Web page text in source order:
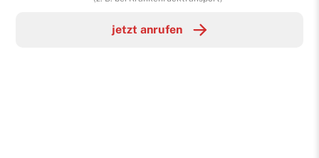
jetzt anrufen